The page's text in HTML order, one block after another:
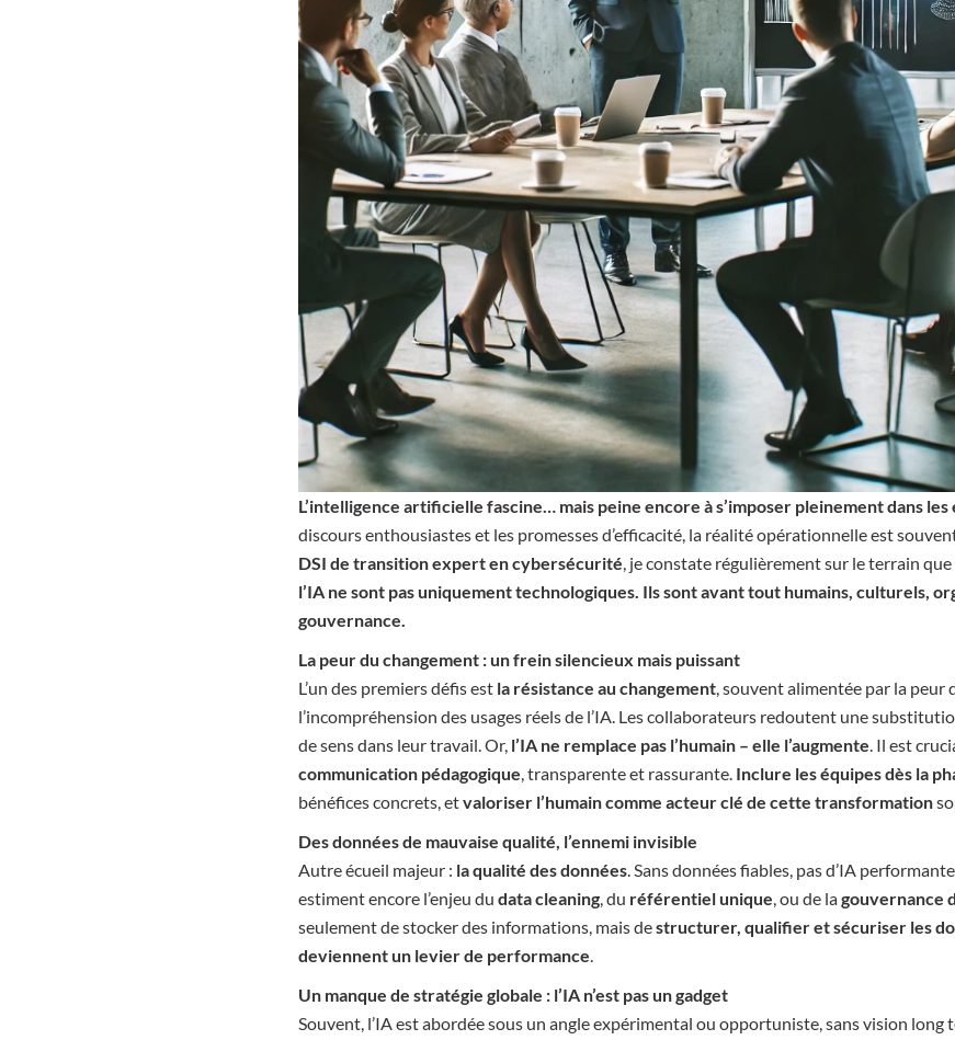
L’intelligence artificielle fascine… mais peine encore à s’imposer pleinement dans
discours enthousiastes et les promesses d’efficacité, la réalité opérationnelle est
DSI de transition expert en cybersécurité, je constate régulièrement sur le terrain que
l’IA ne sont pas uniquement technologiques. Ils sont avant tout humains, culturels,
gouvernance.
La peur du changement : un frein silencieux mais puissant
L’un des premiers défis est la résistance au changement, souvent alimentée par la peur
l’incompréhension des usages réels de l’IA. Les collaborateurs redoutent une
de sens dans leur travail. Or, l’IA ne remplace pas l’humain – elle l’augmente. Il est
communication pédagogique, transparente et rassurante. Inclure les équipes dès la
bénéfices concrets, etvaloriser l’humain comme acteur clé de cette transformation
Des données de mauvaise qualité, l’ennemi invisible
Autre écueil majeur : la qualité des données. Sans données fiables, pas d’IA
estiment encore l’enjeu du data cleaning, du référentiel unique, ou de lagouvernance
seulement de stocker des informations, mais destructurer, qualifier et sécuriser les
deviennent un levier de performance.
Un manque de stratégie globale : l’IA n’est pas un gadget
Souvent, l’IA est abordée sous un angle expérimental ou opportuniste, sans vision